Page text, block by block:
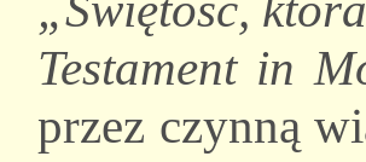
Testament in
przez czynną